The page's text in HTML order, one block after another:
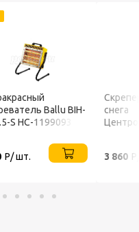
Ballu BIH-
S НС-1199093
Р/ шт.
снега
3 860